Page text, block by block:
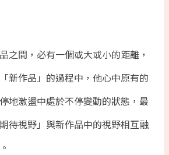
之間，必有一個或大或小的距離，
新作品」的過程中，他心中原有的
地激盪中處於不停變動的狀態，最
待視野」與新作品中的視野相互融